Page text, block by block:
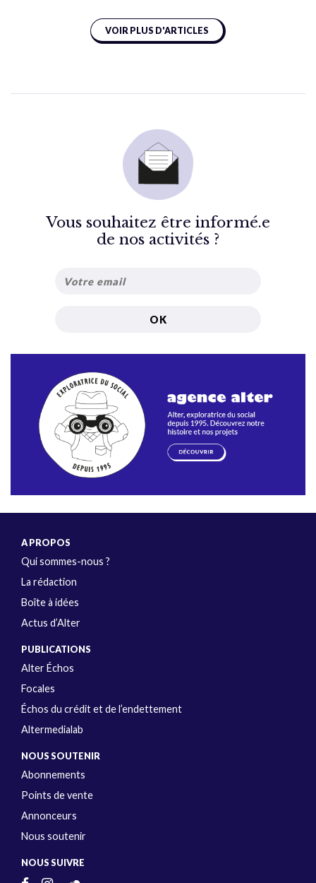
VOIR PLUS D'ARTICLES
Vous souhaitez être informé.e
de nos activités ?
A PROPOS
Qui sommes-nous ?
La rédaction
Boîte à idées
Actus d’Alter
PUBLICATIONS
Alter Échos
Focales
Échos du crédit et de l’endettement
Altermedialab
NOUS SOUTENIR
Abonnements
Points de vente
Annonceurs
Nous soutenir
NOUS SUIVRE